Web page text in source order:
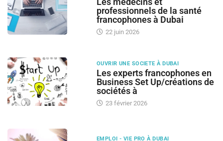
professionnels de la santé
francophones à Dubai
22 juin 2026
OUVRIR UNE SOCIETE À DUBAI
Les experts francophones en
Business Set Up/créations de
sociétés à
23 février 2026
EMPLOI - VIE PRO À DUBAI